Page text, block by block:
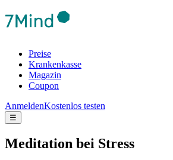
Preise
Krankenkasse
Magazin
Coupon
AnmeldenKostenlos testen
☰
Medi­ta­tion bei Stress